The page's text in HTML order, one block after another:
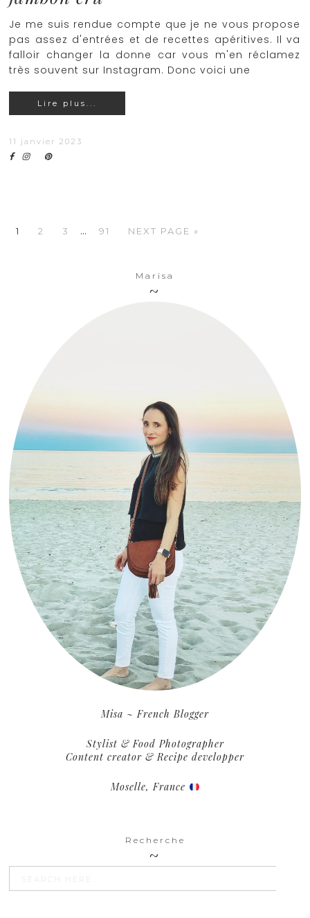
Je me suis rendue compte que je ne vous propose
pas assez d'entrées et de recettes apéritives. Il va
falloir changer la donne car vous m'en réclamez
très souvent sur Instagram. Donc voici une
Lire plus...
11 janvier 2023
1 2 3 … 91 NEXT PAGE »
Marisa
Misa ~ French Blogger
Stylist & Food Photographer
Content creator & Recipe developper
Moselle, France
Recherche
Search SEARCH